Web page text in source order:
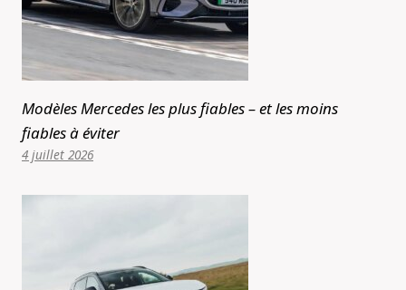
Modèles Mercedes les plus fiables – et les moins
fiables à éviter
4 juillet 2026